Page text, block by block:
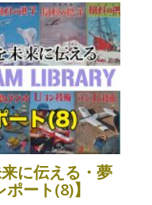
に伝える・夢
ート(8)】